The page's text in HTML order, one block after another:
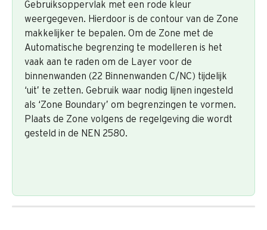
Gebruiksoppervlak met een rode kleur
weergegeven. Hierdoor is de contour van de Zone
makkelijker te bepalen. Om de Zone met de
Automatische begrenzing te modelleren is het
vaak aan te raden om de Layer voor de
binnenwanden (22 Binnenwanden C/NC) tijdelijk
‘uit’ te zetten. Gebruik waar nodig lijnen ingesteld
als ‘Zone Boundary’ om begrenzingen te vormen.
Plaats de Zone volgens de regelgeving die wordt
gesteld in de NEN 2580.